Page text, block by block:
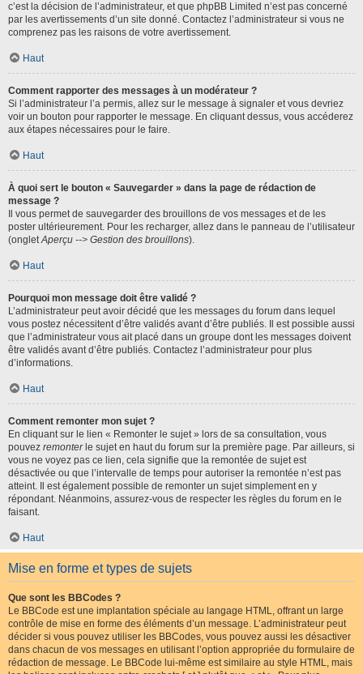
c’est la décision de l’administrateur, et que phpBB Limited n’est pas concerné
par les avertissements d’un site donné. Contactez l’administrateur si vous ne
comprenez pas les raisons de votre avertissement.
Haut
Comment rapporter des messages à un modérateur ?
Si l’administrateur l’a permis, allez sur le message à signaler et vous devriez
voir un bouton pour rapporter le message. En cliquant dessus, vous accéderez
aux étapes nécessaires pour le faire.
Haut
À quoi sert le bouton « Sauvegarder » dans la page de rédaction de
message ?
Il vous permet de sauvegarder des brouillons de vos messages et de les
poster ultérieurement. Pour les recharger, allez dans le panneau de l’utilisateur
(ongletAperçu --> Gestion des brouillons).
Haut
Pourquoi mon message doit être validé ?
L’administrateur peut avoir décidé que les messages du forum dans lequel
vous postez nécessitent d’être validés avant d’être publiés. Il est possible aussi
que l’administrateur vous ait placé dans un groupe dont les messages doivent
être validés avant d’être publiés. Contactez l’administrateur pour plus
d’informations.
Haut
Comment remonter mon sujet ?
En cliquant sur le lien « Remonter le sujet » lors de sa consultation, vous
pouvez remonterle sujet en haut du forum sur la première page. Par ailleurs, si
vous ne voyez pas ce lien, cela signifie que la remontée de sujet est
désactivée ou que l’intervalle de temps pour autoriser la remontée n’est pas
atteint. Il est également possible de remonter un sujet simplement en y
répondant. Néanmoins, assurez-vous de respecter les règles du forum en le
faisant.
Haut
Mise en forme et types de sujets
Que sont les BBCodes ?
Le BBCode est une implantation spéciale au langage HTML, offrant un large
contrôle de mise en forme des éléments d’un message. L’administrateur peut
décider si vous pouvez utiliser les BBCodes, vous pouvez aussi les désactiver
dans chacun de vos messages en utilisant l’option appropriée du formulaire de
rédaction de message. Le BBCode lui-même est similaire au style HTML, mais